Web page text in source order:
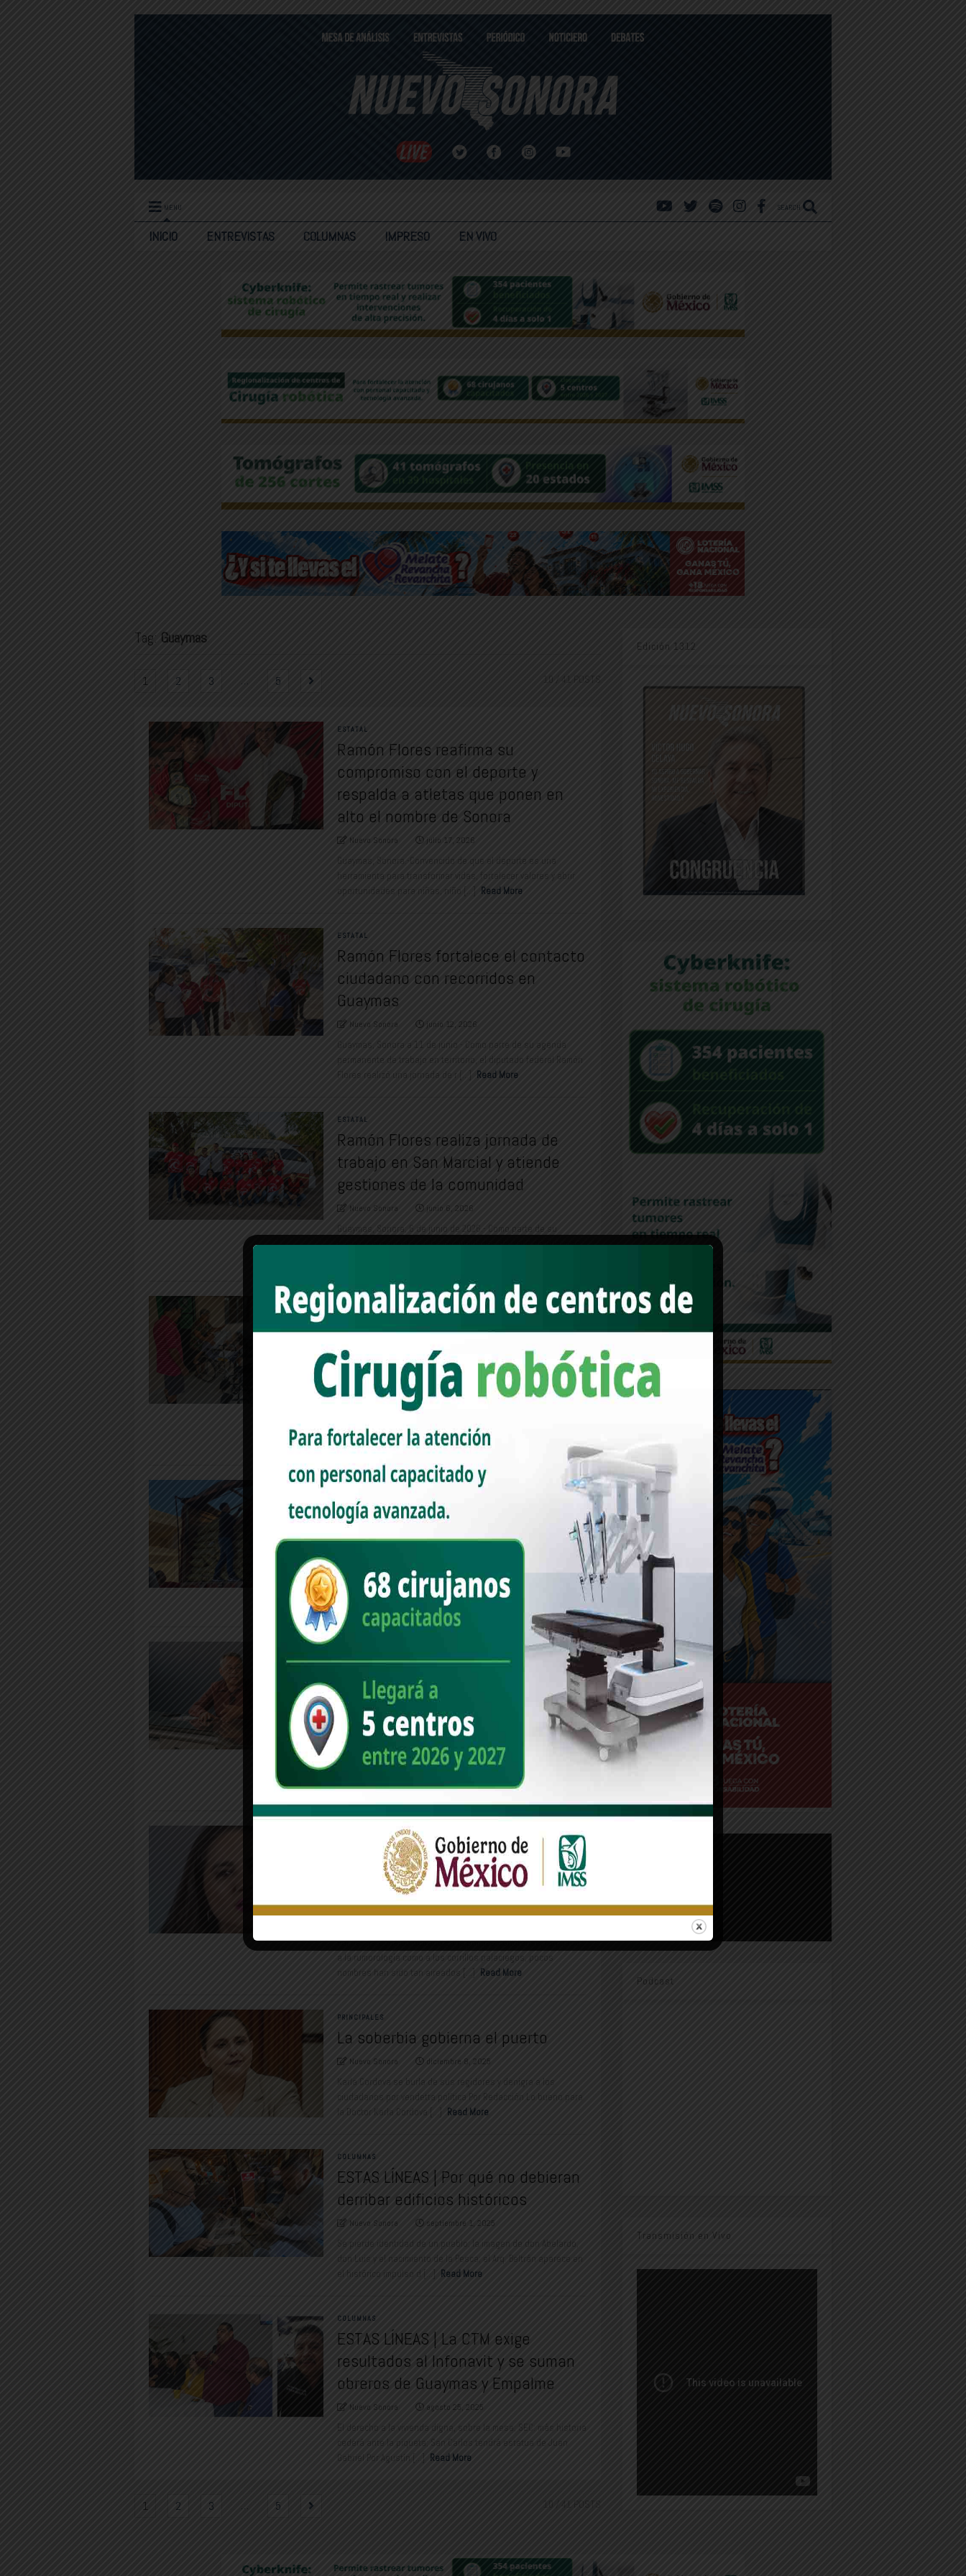
MENU SEARCH
INICIO ENTREVISTAS COLUMNAS IMPRESO EN VIVO
Tag: Guaymas
1 2 3 … 5 / 41 POSTS
ESTATAL
Ramón Flores reafirma su
compromiso con el deporte y
respalda a atletas que ponen en
alto el nombre de Sonora
Nuevo Sonora julio 17, 2026
Guaymas, Sonora.-Convencido de que el deporte es una
herramienta para transformar vidas, fortalecer valores y abrir
oportunidades para niñas, niño [...]
Read More
ESTATAL
Ramón Flores fortalece el contacto
ciudadano con recorridos en
Guaymas
Nuevo Sonora junio 12, 2026
Guaymas, Sonora a 11 de junio - Como parte de su agenda
permanente de trabajo en territorio, el diputado federal Ramón
Flores realizó una jornada de r [...]
Read More
ESTATAL
Ramón Flores realiza jornada de
trabajo en San Marcial y atiende
gestiones de la comunidad
Nuevo Sonora junio 6, 2026
Guaymas, Sonora; 6 de junio de 2026.- Como parte de su
trabajo permanente en las comunidades del valle de Guaymas,
ESTATAL
ciudadanas con entrega de apoyos
en Guaymas
Nuevo Sonora junio 4, 2026
Guaymas, Sonora; 4 de junio de 2026. El diputado federal
Ramón Flores realizó la entrega de una andadera y dos sillas
de ruedas a vecinos de Guaymas, [...] Read More
Ramón Flores entrega 70 toneladas
de alimento a familias guaymenses
Guaymas, Sonora.– El diputado federal Ramón Flores realizó la
entrega de 70 toneladas de alimento en beneficio de cientos
de familias del municipio de [...]
“La transformación del puerto de
Guaymas debe continuar”: Tino
Sarabia
Nuevo Sonora marzo 16, 2026
“Guaymas ya no está destinado a ser solo un municipio
más; sino que está llamado a ser el motor del desarrollo de
Sonora” La transformación en [...] Read More
PILAR POLÍTICO | ¿El retorno de
Celida López? Entre la conjetura y
la aritmética del poder
Por Jesús Donaldo Guirado En la política sonorense, tan dada
a la rumorología como a los corrillos palaciegos, pocos
nombres han sido tan aireados [...]
Read More
PRINCIPALES
La soberbia gobierna el puerto
Nuevo Sonora diciembre 8, 2025
Karla Cordova se burla de sus regidores y denigra a los
ciudadanos por vendetta política Por Redacción Lo bueno para
la Doctor Karla Cordova [...]
Read More
COLUMNAS
ESTAS LÍNEAS | Por qué no debieran
derribar edificios históricos
Nuevo Sonora septiembre 1, 2025
Se pierde identidad de un pueblo; la imagen de don Abelardo,
don Luis y el nacimiento de la Pesca; el Arq. Beltrán aparece en
el histórico impulso d [...]
Read More
COLUMNAS
ESTAS LÍNEAS | La CTM exige
resultados al Infonavit y se suman
obreros de Guaymas y Empalme
Nuevo Sonora agosto 25, 2025
El derecho a la vivienda digna, sobre la mesa; SEC: más historia
cederá ante la piqueta; San Carlos tendrá estatua de Juan
Gabriel Por Agustín [...]
Read More
1 2 3 … 5 / 41 POSTS
Edición 1312
Podcast
Transmisión en Vivo